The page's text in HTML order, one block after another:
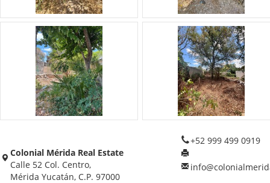
Colonial Mérida Real Estate
Calle 52 Col. Centro,
Mérida Yucatán, C.P. 97000
+52 999 499 0919